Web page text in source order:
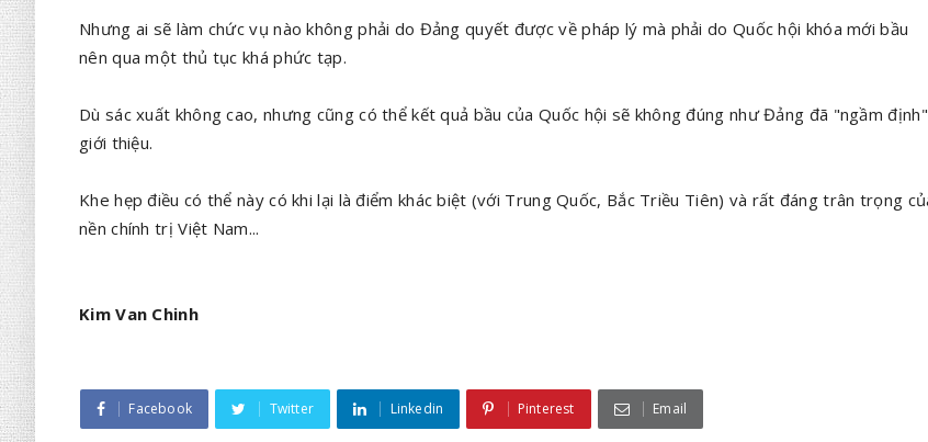
Nhưng ai sẽ làm chức vụ nào không phải do Đảng quyết được về pháp lý mà phải do Quốc hội khóa mới bầu
nên qua một thủ tục khá phức tạp.
Dù sác xuất không cao, nhưng cũng có thể kết quả bầu của Quốc hội sẽ không đúng như Đảng đã "ngầm định"
giới thiệu.
Khe hẹp điều có thể này có khi lại là điểm khác biệt (với Trung Quốc, Bắc Triều Tiên) và rất đáng trân trọng
nền chính trị Việt Nam...
Kim Van Chinh
Facebook Twitter Linkedin Pinterest Email